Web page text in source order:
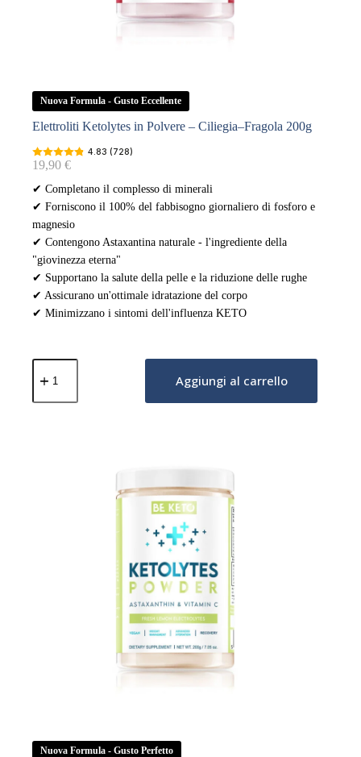
Nuova Formula - Gusto Eccellente
Elettroliti Ketolytes in Polvere – Ciliegia–Fragola 200g
4.83 (728)
19,90 €
✔ Completano il complesso di minerali
✔ Forniscono il 100% del fabbisogno giornaliero di fosforo e
magnesio
✔ Contengono Astaxantina naturale - l'ingrediente della
"giovinezza eterna"
✔ Supportano la salute della pelle e la riduzione delle rughe
✔ Assicurano un'ottimale idratazione del corpo
✔ Minimizzano i sintomi dell'influenza KETO
Elettroliti
Ketolytes
Polvere
Aggiungi al carrello
Nuova Formula - Gusto Perfetto